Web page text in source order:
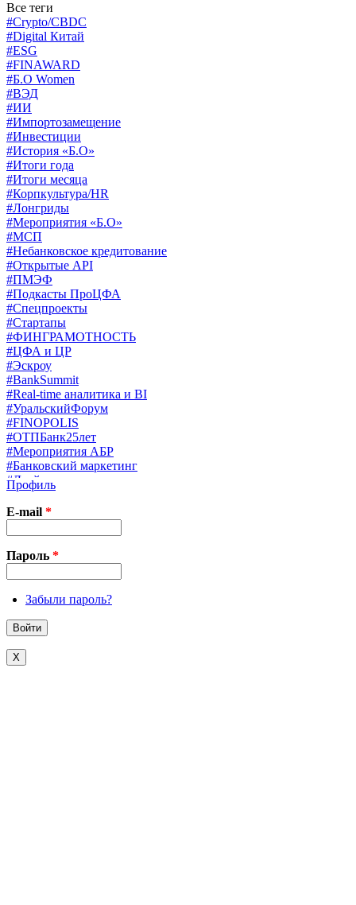
Все теги
#Crypto/CBDC
#Digital Китай
#ESG
#FINAWARD
#Б.О Women
#ВЭД
#ИИ
#Импортозамещение
#Инвестиции
#История «Б.О»
#Итоги года
#Итоги месяца
#Корпкультура/HR
#Лонгриды
#Мероприятия «Б.О»
#МСП
#Небанковское кредитование
#Открытые API
#ПМЭФ
#Подкасты ПроЦФА
#Спецпроекты
#Стартапы
#ФИНГРАМОТНОСТЬ
#ЦФА и ЦР
#Эскроу
#BankSummit
#Real-time аналитика и BI
#УральскийФорум
#FINOPOLIS
#ОТПБанк25лет
#Мероприятия АБР
#Банковский маркетинг
#Драйверы страхования
#Финконгресс ЦБ
#PB&WM
#UX/CX
#Экосистемы
X
Профиль
E-mail *
Пароль *
Забыли пароль?
X